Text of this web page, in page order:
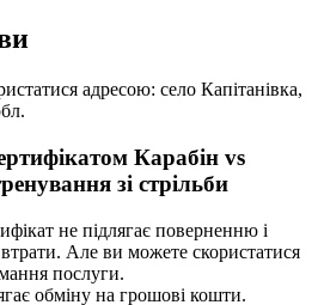
адресою: село Капітанівка,
Карабін vs
зі стрільби
не підлягає поверненню і
Але ви можете скористатися
послуги.
обміну на грошові кошти.